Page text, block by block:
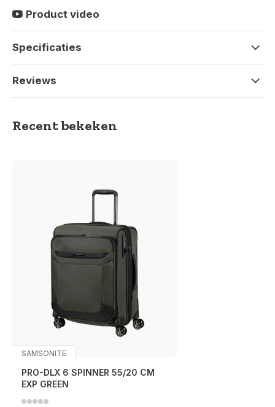
Product video
Specificaties
Reviews
Recent bekeken
SAMSONITE
PRO-DLX 6 SPINNER 55/20 CM
EXP GREEN